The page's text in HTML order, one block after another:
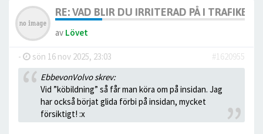
RE: VAD BLIR DU IRRITERAD PÅ I TRAFIKEN?
av Lövet
- sön 16 nov 2025, 23:03
#1620955
EbbevonVolvo skrev:
Vid ”köbildning” så får man köra om på insidan. Jag
har också börjat glida förbi på insidan, mycket
försiktigt! :x